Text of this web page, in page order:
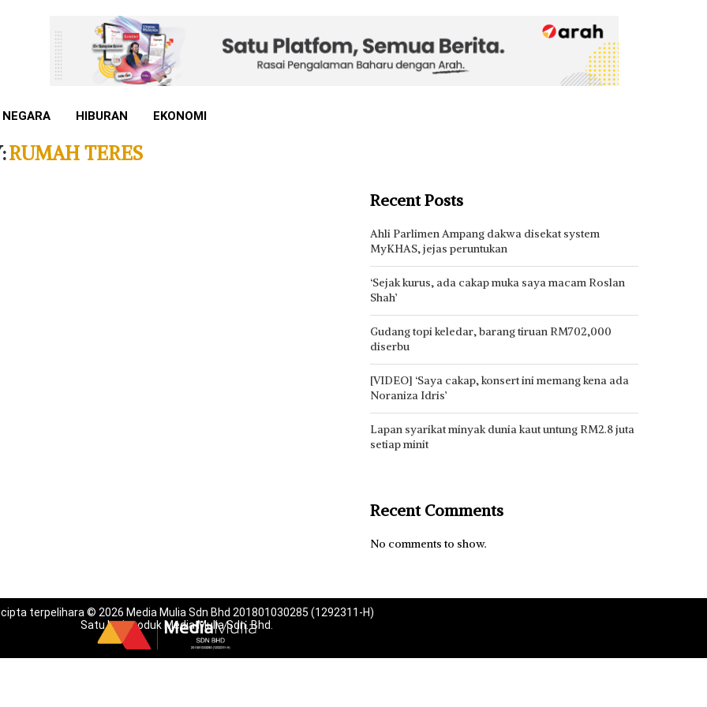
HIBURAN EKONOMI
RUMAH TERES
Recent Posts
Ahli Parlimen Ampang dakwa disekat system
MyKHAS, jejas peruntukan
‘Sejak kurus, ada cakap muka saya macam Roslan
Shah’
Gudang topi keledar, barang tiruan RM702,000
diserbu
[VIDEO] ‘Saya cakap, konsert ini memang kena ada
Noraniza Idris’
Lapan syarikat minyak dunia kaut untung RM2.8 juta
setiap minit
Recent Comments
No comments to show.
cipta terpelihara © 2026 Media Mulia Sdn Bhd 201801030285 (1292311-H)
Satu lagi produk Media Mulia Sdn. Bhd.